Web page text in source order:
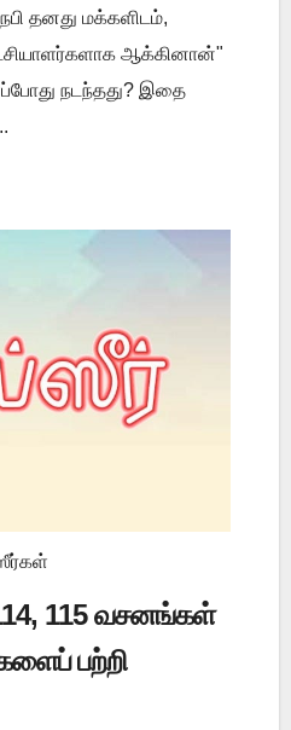
தனது மக்களிடம்,
ஆக்கினான்"
நடந்தது? இதை
115 வசனங்கள்
பற்றி